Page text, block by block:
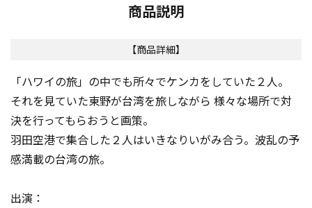
商品説明
【商品詳細】
「ハワイの旅」の中でも所々でケンカをしていた２人。
それを見ていた東野が台湾を旅しながら 様々な場所で対
決を行ってもらおうと画策。
羽田空港で集合した２人はいきなりいがみ合う。波乱の予
感満載の台湾の旅。
出演：